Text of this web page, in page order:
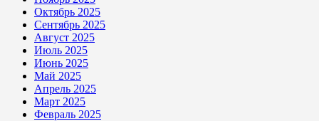
Октябрь 2025
Сентябрь 2025
Август 2025
Июль 2025
Июнь 2025
Май 2025
Апрель 2025
Март 2025
Февраль 2025